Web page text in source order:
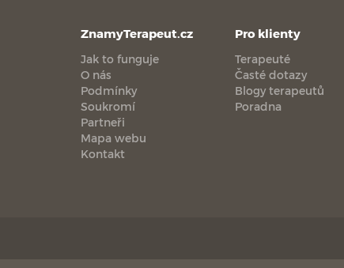
ZnamyTerapeut.cz
Jak to funguje
O nás
Podmínky
Soukromí
Partneři
Mapa webu
Kontakt
Pro klienty
Terapeuté
Časté dotazy
Blogy terapeutů
Poradna